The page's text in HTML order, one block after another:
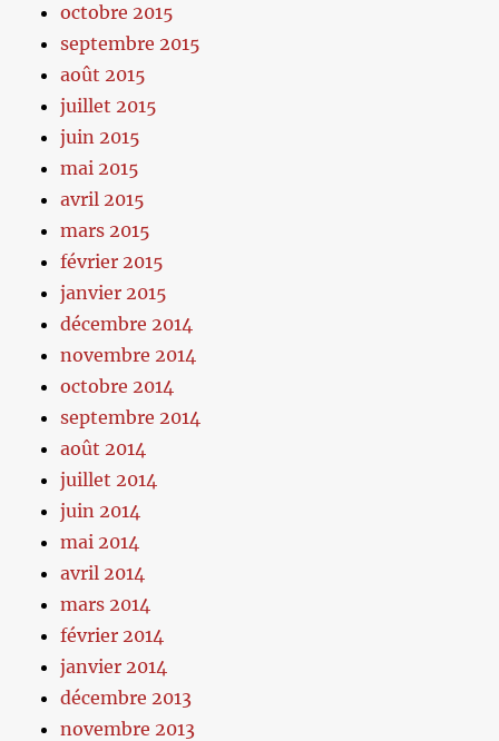
octobre 2015
septembre 2015
août 2015
juillet 2015
juin 2015
mai 2015
avril 2015
mars 2015
février 2015
janvier 2015
décembre 2014
novembre 2014
octobre 2014
septembre 2014
août 2014
juillet 2014
juin 2014
mai 2014
avril 2014
mars 2014
février 2014
janvier 2014
décembre 2013
novembre 2013